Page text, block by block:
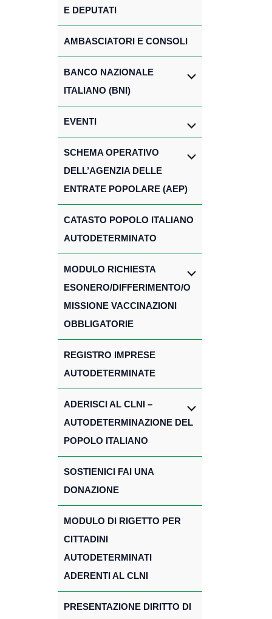
E DEPUTATI
AMBASCIATORI E CONSOLI
BANCO NAZIONALE
ITALIANO (BNI)
EVENTI
SCHEMA OPERATIVO
DELL’AGENZIA DELLE
ENTRATE POPOLARE (AEP)
CATASTO POPOLO ITALIANO
AUTODETERMINATO
MODULO RICHIESTA
ESONERO/DIFFERIMENTO/O
MISSIONE VACCINAZIONI
OBBLIGATORIE
REGISTRO IMPRESE
AUTODETERMINATE
ADERISCI AL CLNI –
AUTODETERMINAZIONE DEL
POPOLO ITALIANO
SOSTIENICI FAI UNA
DONAZIONE
MODULO DI RIGETTO PER
CITTADINI
AUTODETERMINATI
ADERENTI AL CLNI
PRESENTAZIONE DIRITTO DI